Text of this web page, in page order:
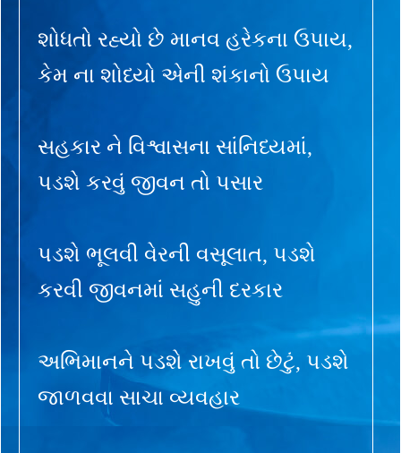
શોધતો રહ્યો છે માનવ હરેકના ઉપાય,
કેમ ના શોધ્યો એની શંકાનો ઉપાય
સહકાર ને વિશ્વાસના સાંનિધ્યમાં,
પડશે કરવું જીવન તો પસાર
પડશે ભૂલવી વેરની વસૂલાત, પડશે
કરવી જીવનમાં સહુની દરકાર
અભિમાનને પડશે રાખવું તો છેટું, પડશે
જાળવવા સાચા વ્યવહાર